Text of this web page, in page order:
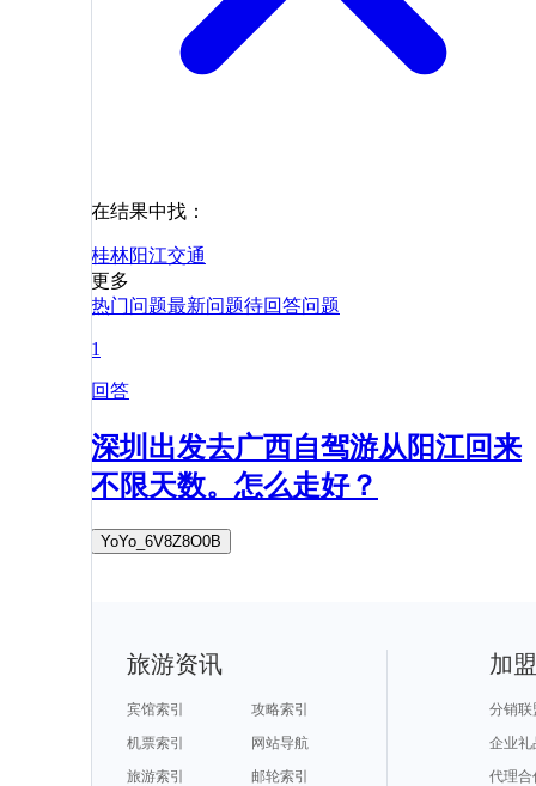
在结果中找：
桂林阳江交通
更多
热门问题最新问题待回答问题
1
回答
深圳出发去广西自驾游从阳江回来
不限天数。怎么走好？
YoYo_6V8Z8O0B
旅游资讯
宾馆索引
攻略索引
机票索引
网站导航
旅游索引
邮轮索引
加
分销联
企业礼
代理合